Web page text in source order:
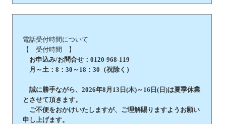
電話受付時間について
【 受付時間 】
お申込み/お問合せ：0120-968-119
月～土：8：30～18：30（祝除く）
誠に勝手ながら、2026年8月13日(木)～16日(日)は夏季休業
とさせて頂きます。
ご不便をおかけいたしますが、ご理解賜りますようお願い
申し上げます。